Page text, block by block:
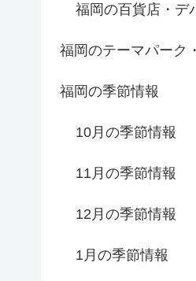
福岡の百貨店・デ
福岡のテーマパーク
福岡の季節情報
10月の季節情報
11月の季節情報
12月の季節情報
1月の季節情報